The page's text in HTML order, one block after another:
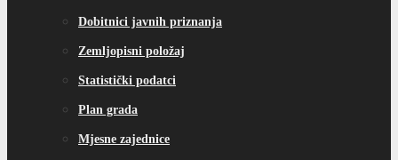
Dobitnici javnih priznanja
Zemljopisni položaj
Statistički podatci
Plan grada
Mjesne zajednice